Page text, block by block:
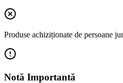
Produse achiziționate de persoane
Notă Importantă